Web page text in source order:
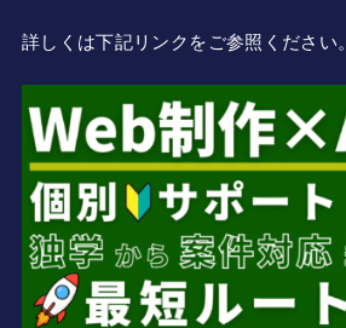
詳しくは下記リンクをご参照ください。